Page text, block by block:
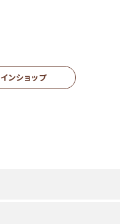
ンショップ